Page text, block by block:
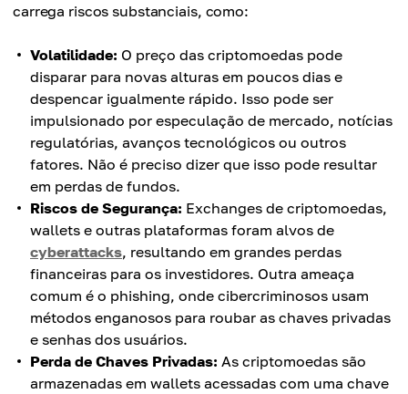
carrega riscos substanciais, como:
Volatilidade: O preço das criptomoedas pode
disparar para novas alturas em poucos dias e
despencar igualmente rápido. Isso pode ser
impulsionado por especulação de mercado, notícias
regulatórias, avanços tecnológicos ou outros
fatores. Não é preciso dizer que isso pode resultar
em perdas de fundos.
Riscos de Segurança: Exchanges de criptomoedas,
wallets e outras plataformas foram alvos de
cyberattacks, resultando em grandes perdas
financeiras para os investidores. Outra ameaça
comum é o phishing, onde cibercriminosos usam
métodos enganosos para roubar as chaves privadas
e senhas dos usuários.
Perda de Chaves Privadas: As criptomoedas são
armazenadas em wallets acessadas com uma chave